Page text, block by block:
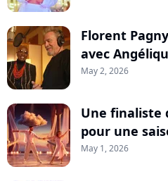
Florent
avec
May 2, 2026
Une finaliste
pour une
May 1, 2026